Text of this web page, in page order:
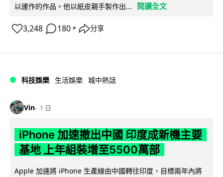
以運作的作品。他以紙皮親手製作出...
閱讀全文
3,248 180 ↗ 分享
科技娛樂 生活娛樂 城中熱話
Vin 1 日
iPhone 加速撤出中國 印度成新機主要
基地 上年組裝增至5500萬部
Apple 加速將 iPhone 生產線由中國轉往印度，目標兩年內將